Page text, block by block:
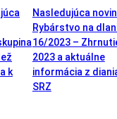
k
Nasledujúca
Rybárstvo na
16/2023 –
2023 a aktuálne
informácia z
SRZ